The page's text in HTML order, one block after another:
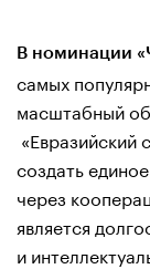
В номинации
самых
масштабный
«Евразийский
создать
через
является
и